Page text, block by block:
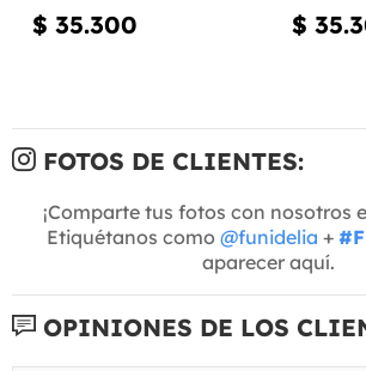
$ 35.300 $
FOTOS DE CLIENTES:
¡Comparte tus fotos con nosotros
Etiquétanos como @funidelia +
aparecer aquí.
OPINIONES DE LOS